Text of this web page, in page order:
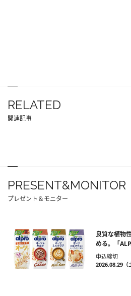
RELATED
関連記事
PRESENT&MONITOR
プレゼント＆モニター
良質な植物
める。「
申込締切
2026.08.29（